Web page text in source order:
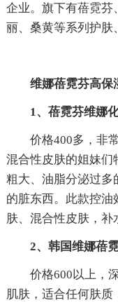
企业。旗下有蓓霓芬
丽、桑黄等系列护肤
维娜蓓霓芬高保
1、蓓霓芬维娜
价格400多，非
混合性皮肤的姐妹们
粗大、油脂分泌过多
的脏东西。此款控油
肤、混合性皮肤，补
2、韩国维娜蓓
价格600以上，
肌肤，适合任何肤